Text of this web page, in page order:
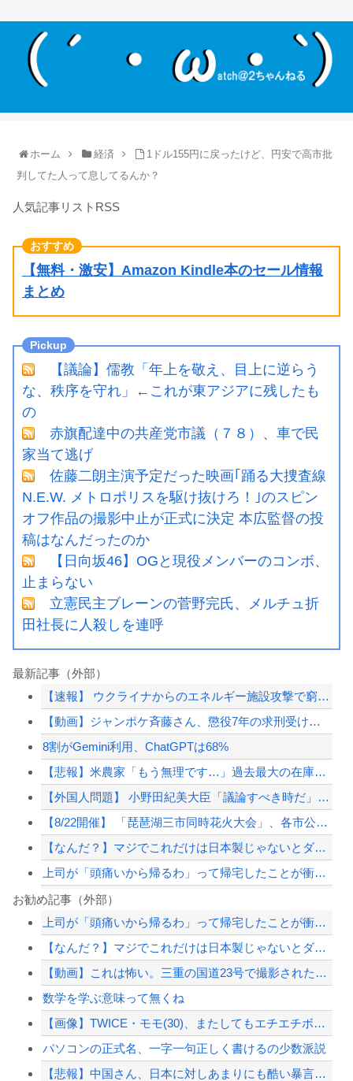
ホーム 経済
1ドル155円に戻ったけど、円安で高市批
判してた人って息してるんか？
人気記事リストRSS
【無料・激安】Amazon Kindle本のセール情報
まとめ
【議論】儒教「年上を敬え、目上に逆らう
な、秩序を守れ」←これが東アジアに残したも
の
赤旗配達中の共産党市議（７８）、車で民
家当て逃げ
佐藤二朗主演予定だった映画｢踊る大捜査線
N.E.W. メトロポリスを駆け抜けろ！｣のスピン
オフ作品の撮影中止が正式に決定 本広監督の投
稿はなんだったのか
【日向坂46】OGと現役メンバーのコンボ、
止まらない
立憲民主ブレーンの菅野完氏、メルチュ折
田社長に人殺しを連呼
最新記事（外部）
【速報】 ウクライナからのエネルギー施設攻撃で窮地のロシアを韓国が助けていたこと...
【動画】ジャンポケ斉藤さん、懲役7年の求刑受けたあとのTikTokライブ配信がヤ...
8割がGemini利用、ChatGPTは68%
【悲報】米農家「もう無理です…」過去最大の在庫を抱える状態で新米収穫。新米価格も...
【外国人問題】 小野田紀美大臣「議論すべき時だ」→SNS「まだ議論もしてなかった...
【8/22開催】 「琵琶湖三市同時花火大会」、各市公式「そんな花火大会は存在しな...
【なんだ？】マジでこれだけは日本製じゃないとダメな物
上司が「頭痛いから帰るわ」って帰宅したことが衝撃的だった
8割がGemini利用、ChatGPTは68%
【画像】胸が大きいせいで成績が伸びない陸上部女子ｗｗｗｗｗｗｗｗｗｗｗｗ
テスラ、26年中に日本の納車拠点を6割増 販売急増による混乱収拾へ
【緊急速報】NYで警官が黒人男性の首を絞め、暴動第二波不可避へ
お勧め記事（外部）
上司が「頭痛いから帰るわ」って帰宅したことが衝撃的だった
【なんだ？】マジでこれだけは日本製じゃないとダメな物
【動画】これは怖い。三重の国道23号で撮影された避けようがないもらい事故の瞬間。
数学を学ぶ意味って無くね
【画像】TWICE・モモ(30)、またしてもエチエチボデーを披露wwwwwwww...
パソコンの正式名、一字一句正しく書けるの少数派説
【悲報】中国さん、日本に対しあまりにも酷い暴言を放つ 「侵略戦争仕掛けたくせに...